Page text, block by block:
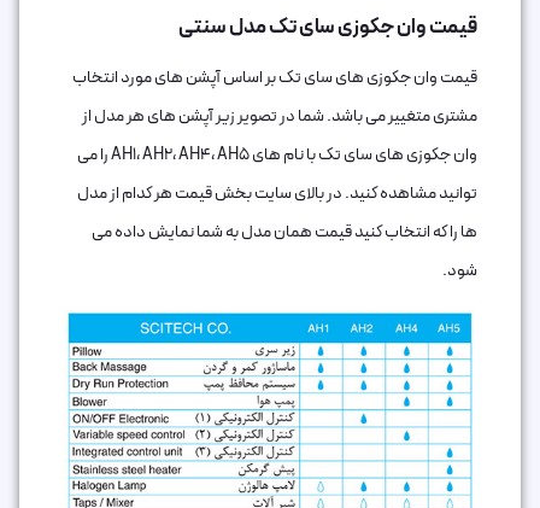
قیمت وان جکوزی سای تک مدل سنتی
قیمت وان جکوزی های سای تک بر اساس آپشن های مورد انتخاب
مشتری متغییر می باشد. شما در تصویر زیر آپشن های هر مدل از
وان جکوزی های سای تک با نام های AH1، AH2، AH4، AH5 را می
توانید مشاهده کنید. در بالای سایت بخش قیمت هر کدام از مدل
ها را که انتخاب کنید قیمت همان مدل به شما نمایش داده می
شود.